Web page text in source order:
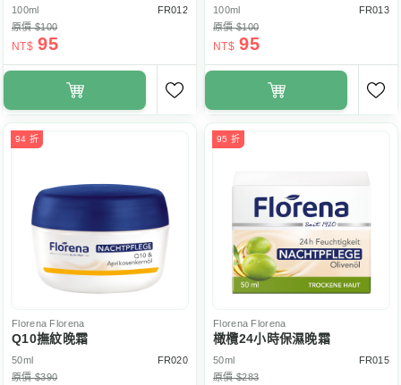
100ml
FR012
原價 $100
NT$ 95
100ml
FR013
原價 $100
NT$ 95
94 折
Florena Florena
Q10撫紋晚霜
50ml
FR020
原價 $390
95 折
Florena Florena
橄欖24小時保濕晚霜
50ml
FR015
原價 $283